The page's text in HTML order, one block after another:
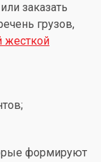
заказать
грузов,
жесткой
формируют